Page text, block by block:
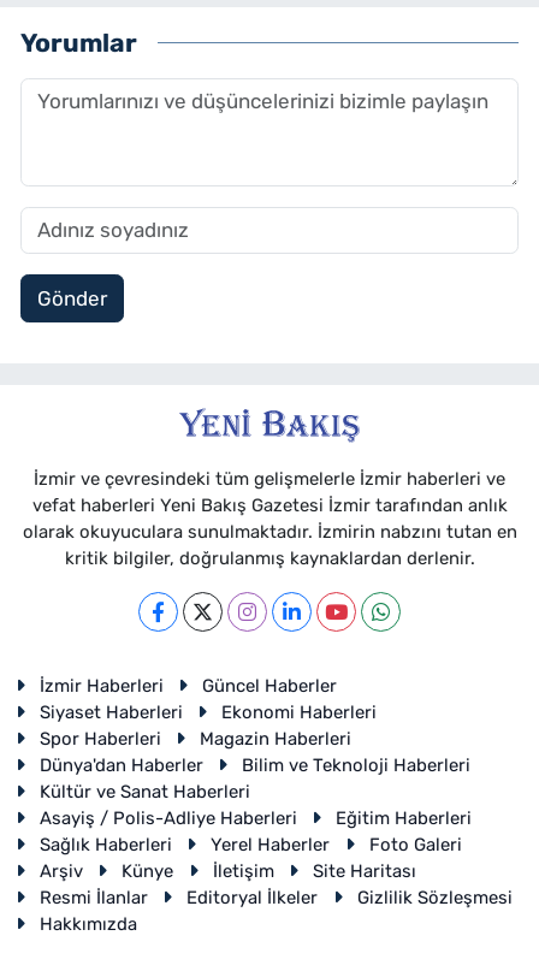
Yorumlar
Gönder
İzmir ve çevresindeki tüm gelişmelerle İzmir haberleri ve
vefat haberleri Yeni Bakış Gazetesi İzmir tarafından anlık
olarak okuyuculara sunulmaktadır. İzmirin nabzını tutan en
kritik bilgiler, doğrulanmış kaynaklardan derlenir.
İzmir Haberleri
Güncel Haberler
Siyaset Haberleri
Ekonomi Haberleri
Spor Haberleri
Magazin Haberleri
Dünya'dan Haberler
Bilim ve Teknoloji Haberleri
Kültür ve Sanat Haberleri
Asayiş / Polis-Adliye Haberleri
Eğitim Haberleri
Sağlık Haberleri
Yerel Haberler
Foto Galeri
Arşiv
Künye İletişim
Site Haritası
Resmi İlanlar
Editoryal İlkeler
Gizlilik Sözleşmesi
Hakkımızda